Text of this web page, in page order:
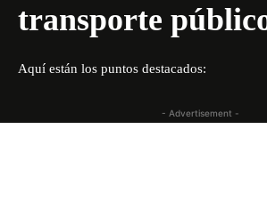
transporte
Aquí están los puntos destacados:
- Advertisement -